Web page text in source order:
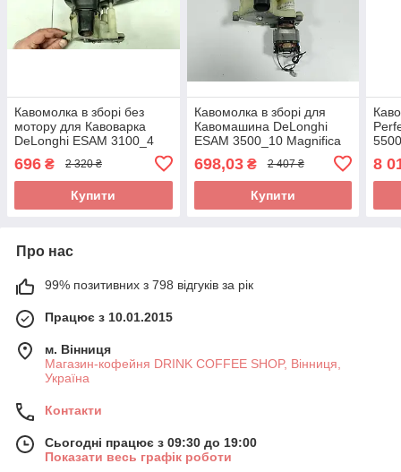
Кавомолка в зборі без
мотору для Кавоварка
DeLonghi ESAM 3100_4
696 ₴ 2 320 ₴
Купити
Кавомолка в зборі для
Кавомашина DeLonghi
ESAM 3500_10 Magnifica
Automatic Cappuccino б/у
698,03₴ 2 407 ₴
Купити
8
Про нас
99% позитивних з 798 відгуків за рік
Працює з 10.01.2015
м. Вінниця
Магазин-кофейня DRINK COFFEE SHOP, Вінниця,
Україна
Контакти
Сьогодні працює з 09:30 до 19:00
Показати весь графік роботи